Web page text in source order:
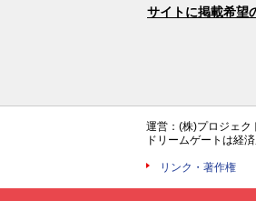
サイトに掲載希望
運営：(株)プロジェ
ドリームゲートは経
リンク・著作権